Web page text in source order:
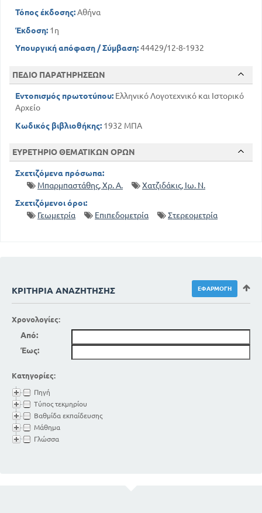
Τόπος έκδοσης:Αθήνα
Έκδοση: 1η
Υπουργική απόφαση / Σύμβαση:44429/12-8-1932
ΠΕΔΙΟ ΠΑΡΑΤΗΡΗΣΕΩΝ
Εντοπισμός πρωτοτύπου: Ελληνικό Λογοτεχνικό και Ιστορικό
Αρχείο
Κωδικός βιβλιοθήκης: 1932 ΜΠΑ
ΕΥΡΕΤΗΡΙΟ ΘΕΜΑΤΙΚΩΝ ΟΡΩΝ
Σχετιζόμενα πρόσωπα:
Μπαρμπαστάθης, Χρ. Α.
Χατζιδάκις, Ιω. Ν.
Σχετιζόμενοι όροι:
Γεωμετρία
Επιπεδομετρία Στερεομετρία
ΚΡΙΤΉΡΙΑ ΑΝΑΖΉΤΗΣΗΣ
Χρονολογίες:
Από:
Έως:
Κατηγορίες:
Πηγή
Τύπος τεκμηρίου
Βαθμίδα εκπαίδευσης
Μάθημα
Γλώσσα